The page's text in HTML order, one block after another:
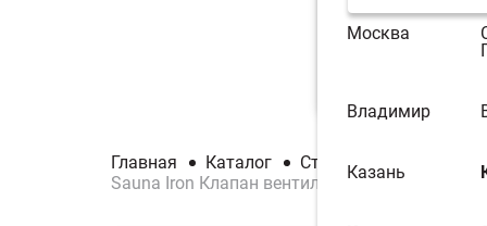
Москва
Владимир
Казань
Главная Каталог Стройматериалы
Sauna Iron Клапан вентиляции